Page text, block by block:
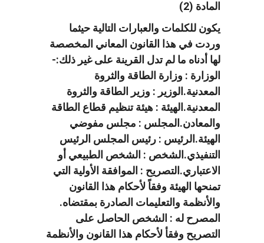
المادة (2)
يكون للكلمات والعبارات التالية حيثما
وردت في هذا القانون المعاني المخصصة
لها أدناه ما لم تدل القرينة على غير ذلك:-
الوزارة : وزارة الطاقة والثروة
المعدنية.الوزير : وزير الطاقة والثروة
المعدنية.الهيئة : هيئة تنظيم قطاع الطاقة
والمعادن.المجلس : مجلس مفوضي
الهيئة.الرئيس : رئيس المجلس الرئيس
التنفيذي.الشخص : الشخص الطبيعي أو
الاعتباري.التصريح : الموافقة الأولية التي
تمنحها الهيئة وفقاً لأحكام هذا القانون
والأنظمة والتعليمات الصادرة بمقتضاه.
المصرح له : الشخص الحاصل على
التصريح وفقأ لأحكام هذا القانون والأنظمة